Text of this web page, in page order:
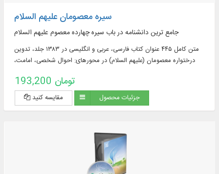
سیره معصومان علیهم السلام
جامع ترین دانشنامه در باب سیره چهارده معصوم علیهم السلام
متن کامل ۴۴۵ عنوان کتاب فارسی، عربی و انگلیسی در ۱۳۸۳ جلد، تدوین
درختواره معصومان (علیهم السلام) در محورهای: احوال شخصی، امامت،
193,200 تومان
مقایسه کنید جزئیات محصول